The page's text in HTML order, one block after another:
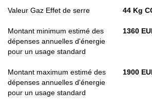
Valeur Gaz Effet de serre 44 Kg
Montant minimum estimé des
dépenses annuelles d'énergie
pour un usage standard
1360
Montant maximum estimé des
dépenses annuelles d'énergie
pour un usage standard
1900